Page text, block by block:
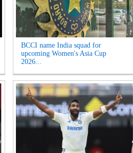
BCCI name India squad for
upcoming Women's Asia Cup
2026...